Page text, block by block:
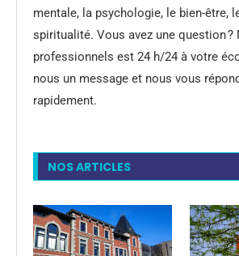
mentale, la psychologie, le bien-être,
spiritualité. Vous avez une question ?
professionnels est 24 h/24 à votre
nous un message et nous vous
rapidement.
NOS ARTICLES